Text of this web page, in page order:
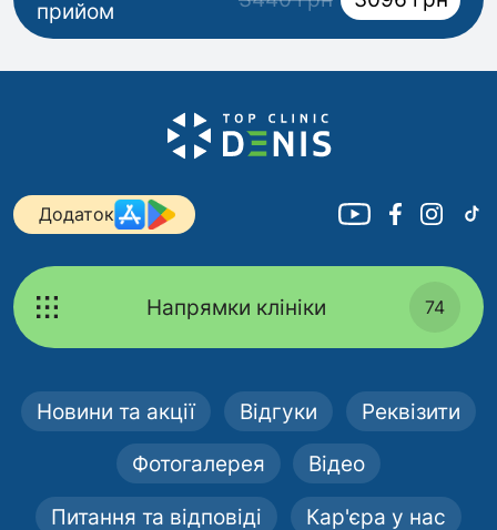
прийом
Додаток
Напрямки клініки 74
Новини та акції Відгуки Реквізити
Фотогалерея Відео
Питання та відповіді Кар'єра у нас